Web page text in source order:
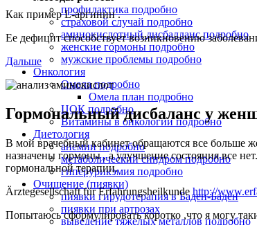
профилактика подробно
страховой случай подробно
аминокислотный дисбалланс подробно
женские гормоны подробно
мужские проблемы подробно
Онкология
Омела подробно
Омела план подробно
ЦОК подробно
Витамины в онкологии подробно
Диетология
анемии подробно
метаболический синдром подробно
гиперурикэмия подробно
Очищение (пиявки)
пиявки гирудотерапия в Баден-Баден
пиявки при артрозах
выведение тяжелых металлов подробно
Как примерL-аргинин .
Ее дефицитспособствуетвозникновению
Дальше
Гормональный дисбаланс у
В мой врачебный кабинет обращаются все больше
назначены гормоны , а улучшение состояния все
гормональной терапии.
Ärztegesellschaft für Erfahrungsheilkunde http://
Попытаюсь сформулировать коротко ,что я могу